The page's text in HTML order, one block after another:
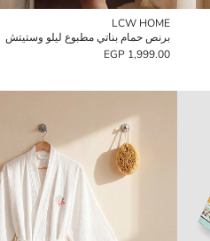
LCW HOME
برنص حمام بناتي مطبوع ليلو وستيتش
1,999.00 EGP